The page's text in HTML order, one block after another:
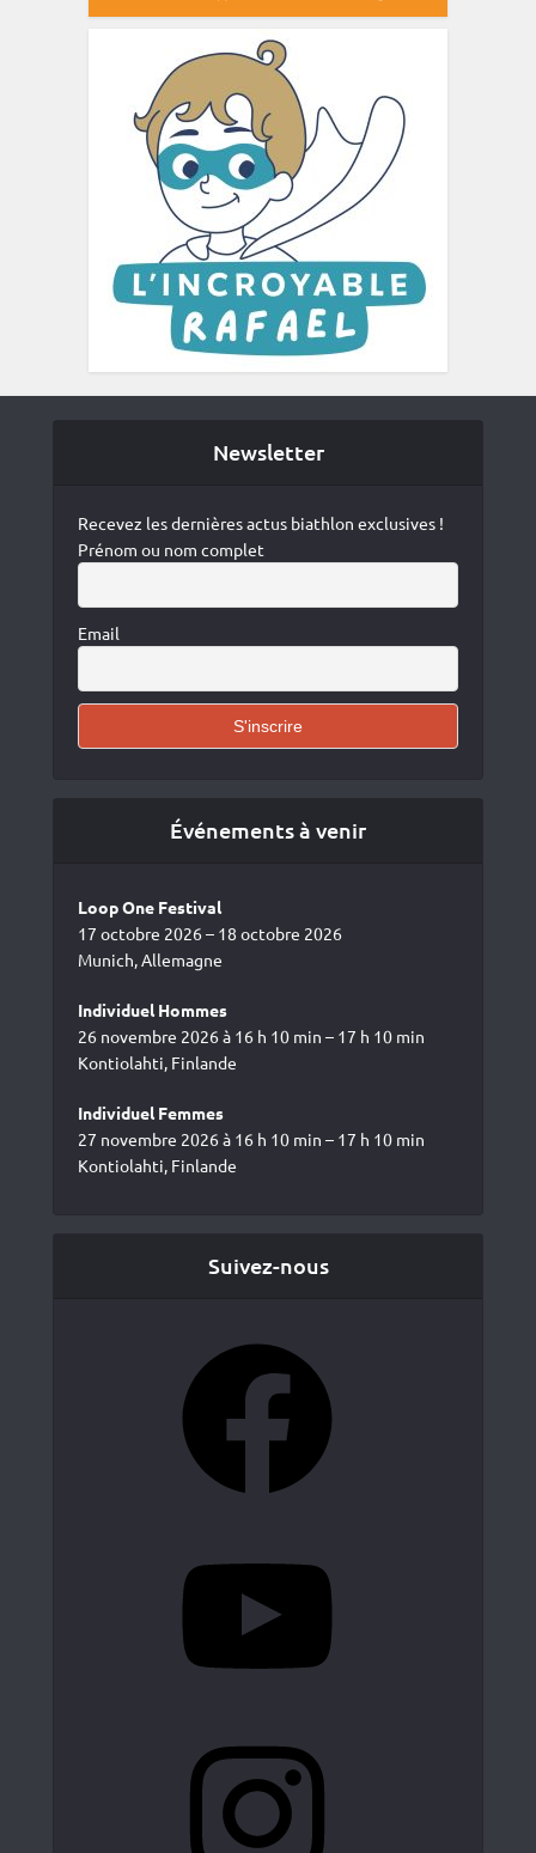
Newsletter
Recevez les dernières actus biathlon exclusives !
Prénom ou nom complet
Email
Événements à venir
Loop One Festival
17 octobre 2026 – 18 octobre 2026
Munich, Allemagne
Individuel Hommes
26 novembre 2026 à 16 h 10 min – 17 h 10 min
Kontiolahti, Finlande
Individuel Femmes
27 novembre 2026 à 16 h 10 min – 17 h 10 min
Kontiolahti, Finlande
Suivez-nous